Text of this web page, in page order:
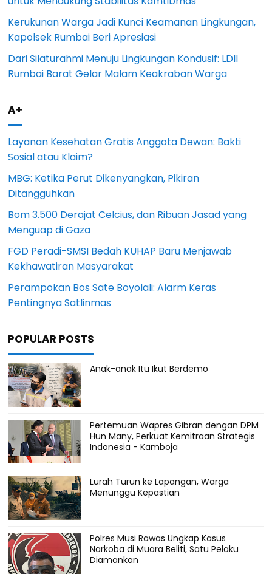
Kerukunan Warga Jadi Kunci Keamanan Lingkungan,
Kapolsek Rumbai Beri Apresiasi
Dari Silaturahmi Menuju Lingkungan Kondusif: LDII
Rumbai Barat Gelar Malam Keakraban Warga
A+
Layanan Kesehatan Gratis Anggota Dewan: Bakti
Sosial atau Klaim?
MBG: Ketika Perut Dikenyangkan, Pikiran
Ditangguhkan
Bom 3.500 Derajat Celcius, dan Ribuan Jasad yang
Menguap di Gaza
FGD Peradi-SMSI Bedah KUHAP Baru Menjawab
Kekhawatiran Masyarakat
Perampokan Bos Sate Boyolali: Alarm Keras
Pentingnya Satlinmas
POPULAR POSTS
Anak-anak Itu Ikut Berdemo
Pertemuan Wapres Gibran dengan DPM
Hun Many, Perkuat Kemitraan Strategis
Indonesia - Kamboja
Lurah Turun ke Lapangan, Warga
Menunggu Kepastian
Polres Musi Rawas Ungkap Kasus
Narkoba di Muara Beliti, Satu Pelaku
Diamankan